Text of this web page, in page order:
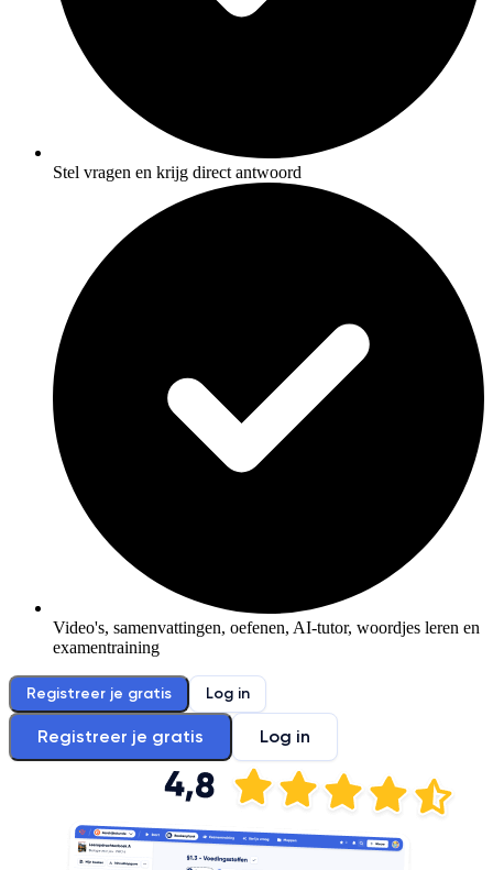
Stel vragen en krijg direct antwoord
Video's, samenvattingen, oefenen, AI-tutor, woordjes leren en
examentraining
Registreer je gratis Log in
Registreer je gratis Log in